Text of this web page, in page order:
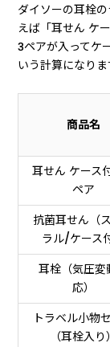
ダイソーの耳栓
えば「耳せん ケ
3ペアが入ってケ
いう計算になりま
商品名
耳せん ケース
ペア
抗菌耳せん（
ラル/ケース付
耳栓（気圧変
応）
トラベル小物
（耳栓入り）